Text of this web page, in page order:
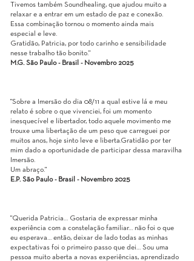
Tivemos também Soundhealing, que ajudou muito a
relaxar e a entrar em um estado de paz e conexão.
Essa combinação tornou o momento ainda mais
especial e leve.
Gratidão, Patricia, por todo carinho e sensibilidade
nesse trabalho tão bonito."
M.G. São Paulo - Brasil - Novembro 2025
"Sobre a Imersão do dia 08/11 a qual estive lá e meu
relato é sobre o que vivenciei, foi um momento
inesquecível e libertador, todo aquele movimento me
trouxe uma libertação de um peso que carreguei por
muitos anos, hoje sinto leve e liberta.Gratidão por ter
mim dado a oportunidade de participar dessa maravilha
Imersão.
Um abraço."
E.P. São Paulo - Brasil - Novembro 2025​
"Querida Patricia… Gostaria de expressar minha
experiência com a constelação familiar… não foi o que
eu esperava… então, deixar de lado todas as minhas
expectativas foi o primeiro passo que dei… Sou uma
pessoa muito aberta a novas experiências, aprendizado